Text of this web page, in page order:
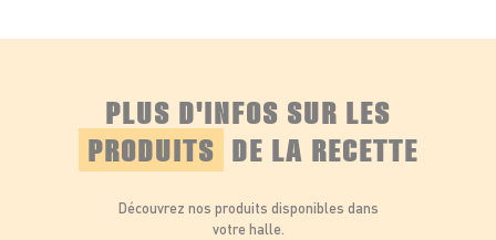
Laisser mijoter à feu doux pendant 15
Ajustements et service :
Saler, poivrer et ajouter un filet de jus de
citronsi désiré.
Servir chaud, parsemé decoriandrefraîche.
PLUS D'INFOS SUR LES
PRODUITS DE LA RECETTE
Découvrez nos produits disponibles dans
votre halle.